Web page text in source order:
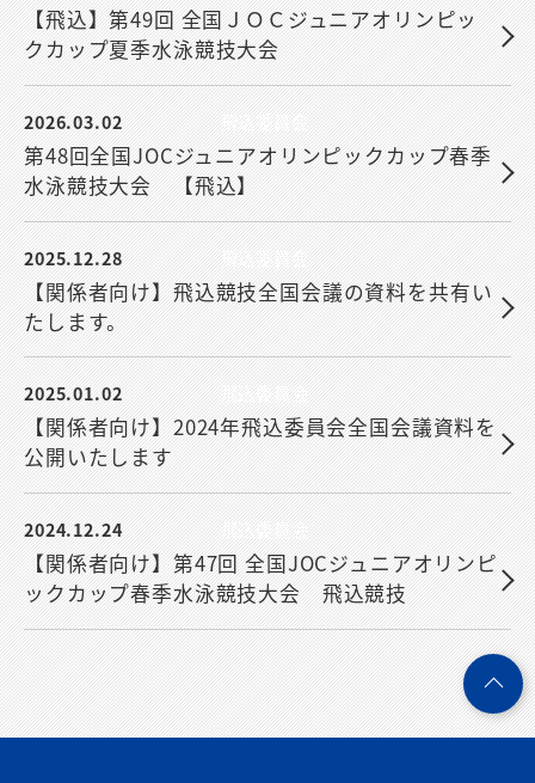
【飛込】第49回 全国ＪＯＣジュニアオリンピッ
クカップ夏季水泳競技大会
2026.03.02 飛込委員会
第48回全国JOCジュニアオリンピックカップ春季
水泳競技大会 【飛込】
2025.12.28 飛込委員会
【関係者向け】飛込競技全国会議の資料を共有い
たします。
2025.01.02 飛込委員会
【関係者向け】2024年飛込委員会全国会議資料を
公開いたします
2024.12.24 飛込委員会
【関係者向け】第47回 全国JOCジュニアオリンピ
ックカップ春季水泳競技大会 飛込競技